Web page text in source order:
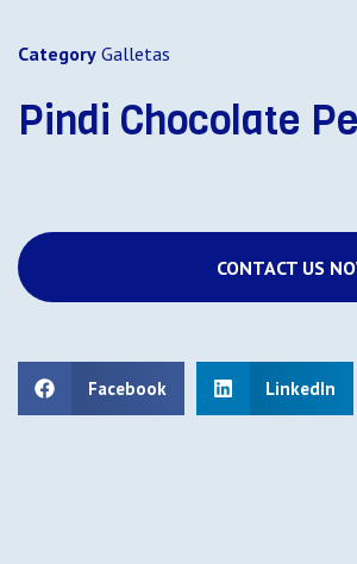
Category Galletas
Pindi Chocolate
CONTACT US
Facebook LinkedIn